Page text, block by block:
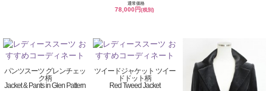
通常価格
78,000円(税別)
パンツスーツ グレンチェッ
ク柄
Jacket & Pants in Glen Pattern
ツイードジャケット ツイー
ドドット柄
Red Tweed Jacket